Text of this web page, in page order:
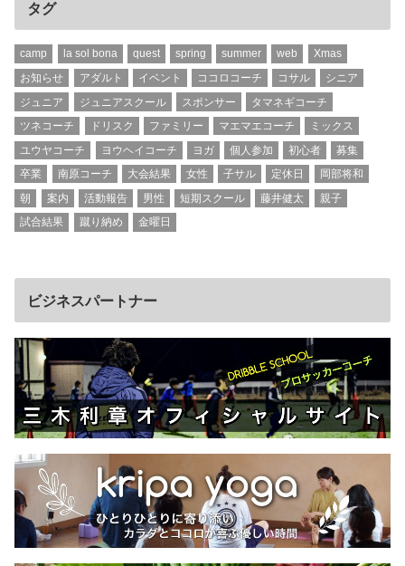
タグ
camp la sol bona quest spring summer web
Xmas
お知らせ
アダルト イベント ココロコーチ コサル
シニア
ジュニア
ジュニアスクール スポンサー
タマネギコーチ
ツネコーチ
ドリスク ファミリー マエマエコーチ
ミックス
ユウヤコーチ
ヨウヘイコーチ ヨガ 個人参加 初心者
募集
卒業
南原コーチ 大会結果 女性 子サル 定休日
岡部将和
朝
案内 活動報告 男性 短期スクール 藤井健太
親子
試合結果
蹴り納め 金曜日
ビジネスパートナー